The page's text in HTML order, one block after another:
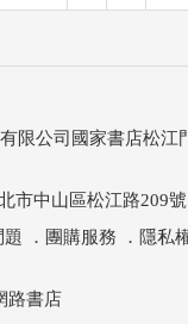
限公司國家書店松
市中山區松江路209
． 團購服務 ． 隱私
路書店